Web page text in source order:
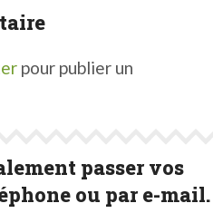
pour publier un
passer vos
ou par e-mail.